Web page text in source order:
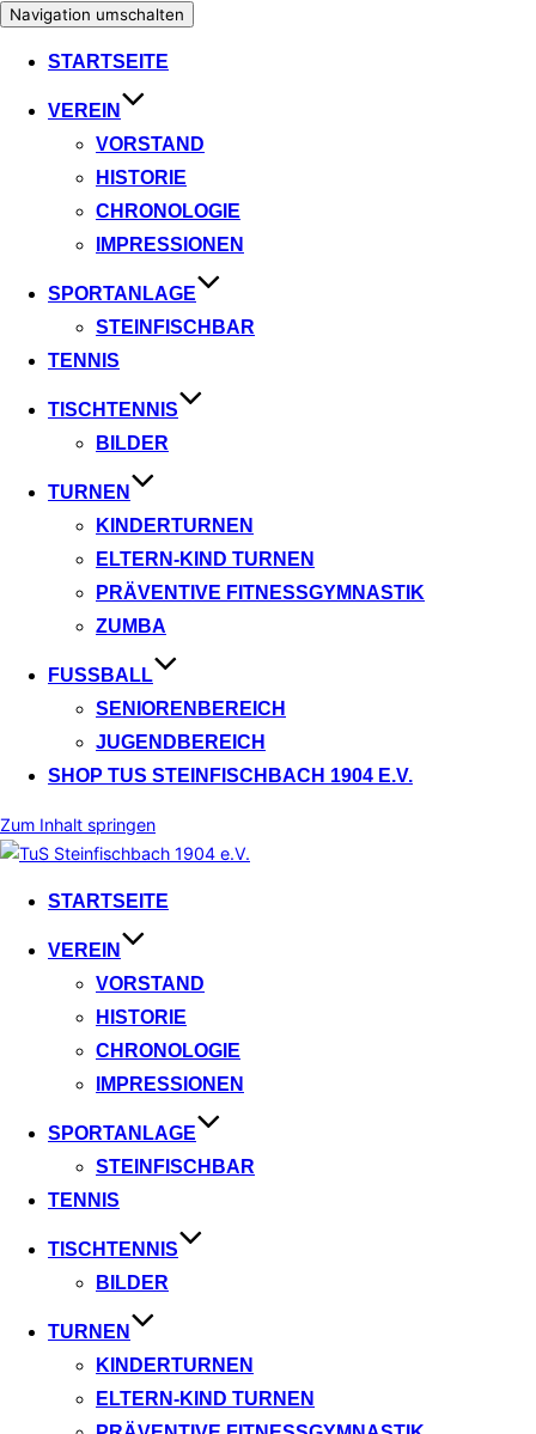
Navigation umschalten
STARTSEITE
VEREIN
VORSTAND
HISTORIE
CHRONOLOGIE
IMPRESSIONEN
SPORTANLAGE
STEINFISCHBAR
TENNIS
TISCHTENNIS
BILDER
TURNEN
KINDERTURNEN
ELTERN-KIND TURNEN
PRÄVENTIVE FITNESSGYMNASTIK
ZUMBA
FUSSBALL
SENIORENBEREICH
JUGENDBEREICH
SHOP TUS STEINFISCHBACH 1904 E.V.
Zum Inhalt springen
STARTSEITE
VEREIN
VORSTAND
HISTORIE
CHRONOLOGIE
IMPRESSIONEN
SPORTANLAGE
STEINFISCHBAR
TENNIS
TISCHTENNIS
BILDER
TURNEN
KINDERTURNEN
ELTERN-KIND TURNEN